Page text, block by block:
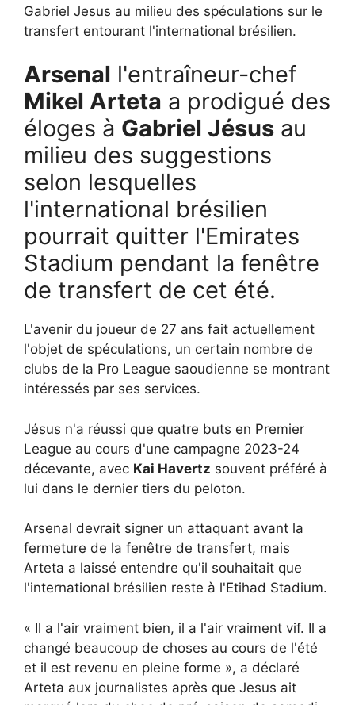
Gabriel Jesus au milieu des spéculations sur le
transfert entourant l'international brésilien.
Arsenal l'entraîneur-chef
Mikel Arteta a prodigué des
éloges à Gabriel Jésus au
milieu des suggestions
selon lesquelles
l'international brésilien
pourrait quitter l'Emirates
Stadium pendant la fenêtre
de transfert de cet été.
L'avenir du joueur de 27 ans fait actuellement
l'objet de spéculations, un certain nombre de
clubs de la Pro League saoudienne se montrant
intéressés par ses services.
Jésus n'a réussi que quatre buts en Premier
League au cours d'une campagne 2023-24
décevante, avec Kai Havertz souvent préféré à
lui dans le dernier tiers du peloton.
Arsenal devrait signer un attaquant avant la
fermeture de la fenêtre de transfert, mais
Arteta a laissé entendre qu'il souhaitait que
l'international brésilien reste à l'Etihad Stadium.
« Il a l'air vraiment bien, il a l'air vraiment vif. Il a
changé beaucoup de choses au cours de l'été
et il est revenu en pleine forme », a déclaré
Arteta aux journalistes après que Jesus ait